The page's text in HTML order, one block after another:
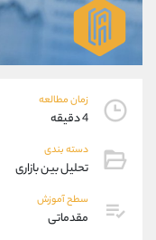
زمان مطالعه
4 دقیقه
دسته بندی
تحلیل بین بازاری
سطح آموزش
مقدماتی
واتساپ
تلگرام
پشتیبان فروش
موبایل
واتساپ
داخلی